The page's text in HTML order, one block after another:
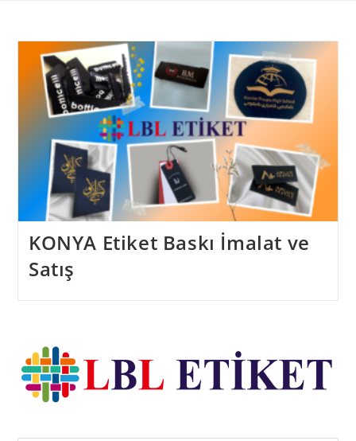
KONYA Etiket Baskı İmalat ve
Satış